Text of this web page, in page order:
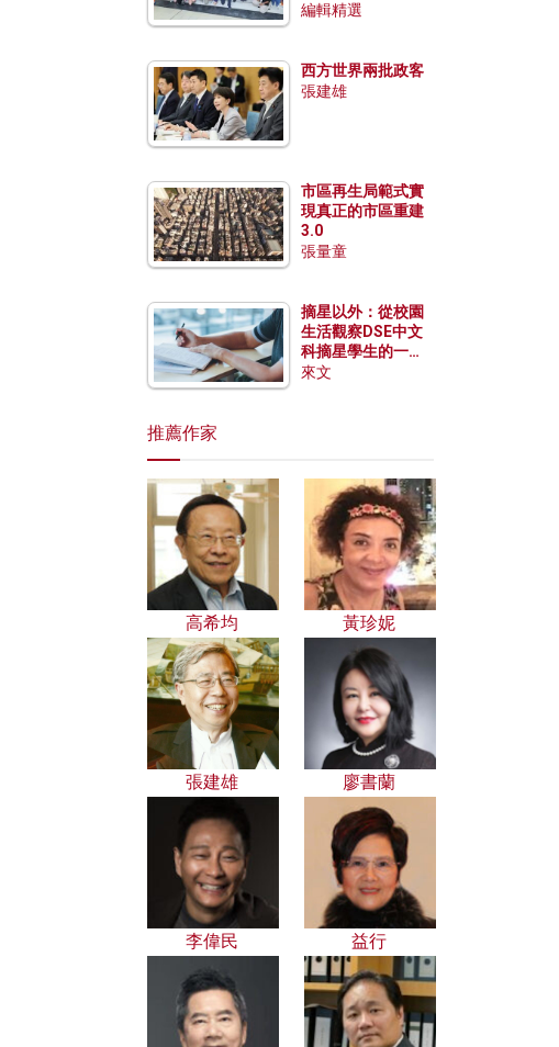
編輯精選
西方世界兩批政客
張建雄
市區再生局範式實
現真正的市區重建
3.0
張量童
摘星以外：從校園
生活觀察DSE中文
科摘星學生的一點
特質
來文
推薦作家
高希均 黃珍妮
張建雄 廖書蘭
李偉民 益行